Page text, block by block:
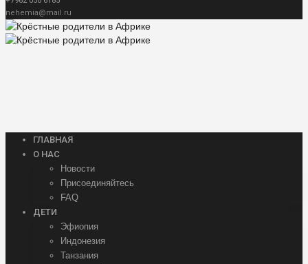
nehemia@mail.ru
ГЛАВНАЯ
О НАС
Новости
Присоединяйтесь
FAQ
ДЕТИ
Эфиопия
Индонезия
Танзания